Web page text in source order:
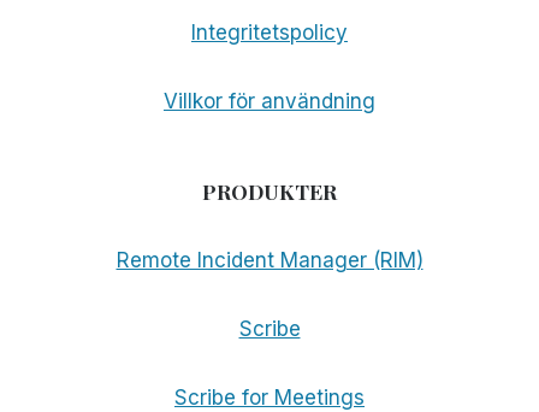
Integritetspolicy
Villkor för användning
PRODUKTER
Remote Incident Manager (RIM)
Scribe
Scribe for Meetings